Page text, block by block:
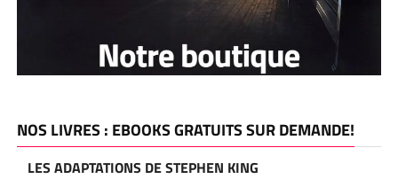
NOS LIVRES : EBOOKS GRATUITS SUR DEMANDE!
LES ADAPTATIONS DE STEPHEN KING